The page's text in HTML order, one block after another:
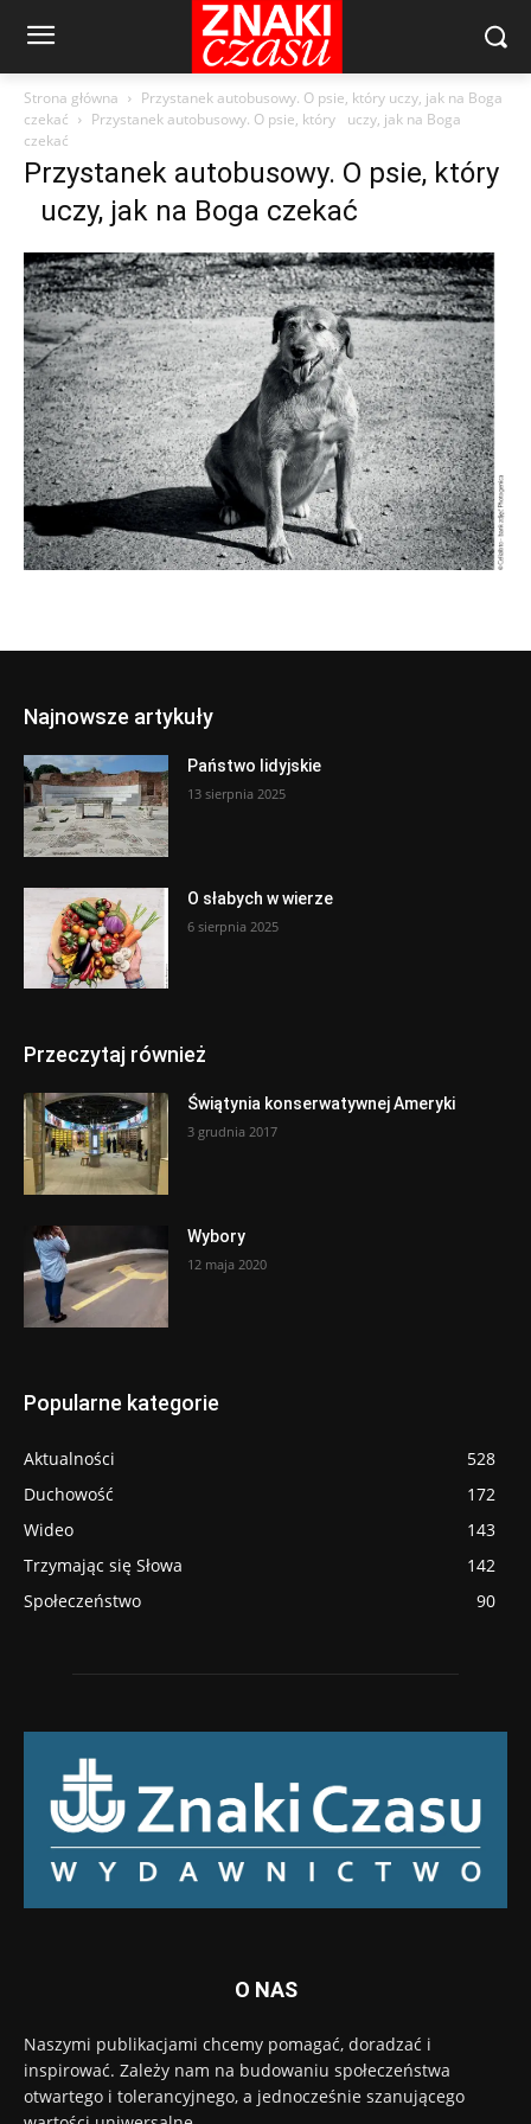
Strona główna
Przystanek autobusowy. O psie, który uczy, jak na Boga
czekać
Przystanek autobusowy. O psie, który uczy, jak na Boga
czekać
Przystanek autobusowy. O psie, który
uczy, jak na Boga czekać
Najnowsze artykuły
Państwo lidyjskie
13 sierpnia 2025
O słabych w wierze
6 sierpnia 2025
Przeczytaj również
Świątynia konserwatywnej Ameryki
3 grudnia 2017
Wybory
12 maja 2020
Popularne kategorie
Aktualności
528
Duchowość
172
Wideo
143
Trzymając się Słowa
142
Społeczeństwo
90
O NAS
Naszymi publikacjami chcemy pomagać, doradzać i
inspirować. Zależy nam na budowaniu społeczeństwa
otwartego i tolerancyjnego, a jednocześnie szanującego